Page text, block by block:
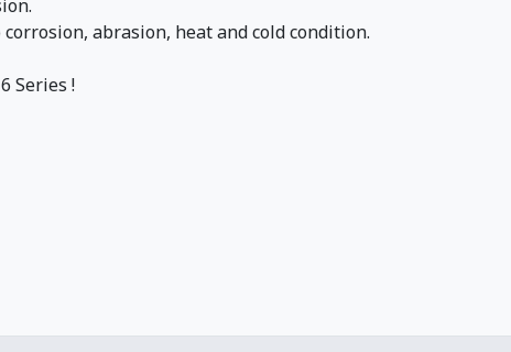
abrasion, heat and cold condition.
Series !